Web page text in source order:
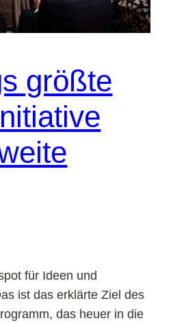
größte
für Ideen und
ist das erklärte Ziel des
das heuer in die